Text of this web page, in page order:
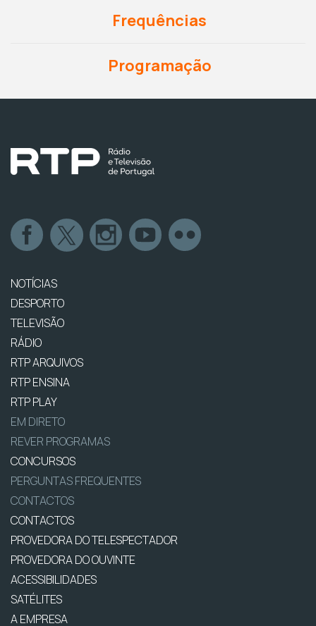
Frequências
Programação
NOTÍCIAS
DESPORTO
TELEVISÃO
RÁDIO
RTP ARQUIVOS
RTP ENSINA
RTP PLAY
EM DIRETO
REVER PROGRAMAS
CONCURSOS
PERGUNTAS FREQUENTES
CONTACTOS
CONTACTOS
PROVEDORA DO TELESPECTADOR
PROVEDORA DO OUVINTE
ACESSIBILIDADES
SATÉLITES
A EMPRESA